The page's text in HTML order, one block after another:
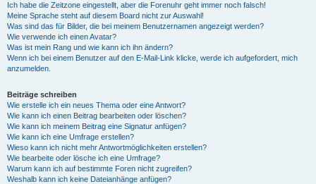
Ich habe die Zeitzone eingestellt, aber die Forenuhr geht immer noch falsch!
Meine Sprache steht auf diesem Board nicht zur Auswahl!
Was sind das für Bilder, die bei meinem Benutzernamen angezeigt werden?
Wie verwende ich einen Avatar?
Was ist mein Rang und wie kann ich ihn ändern?
Wenn ich bei einem Benutzer auf den E-Mail-Link klicke, werde ich aufgefordert, mich
anzumelden.
Beiträge schreiben
Wie erstelle ich ein neues Thema oder eine Antwort?
Wie kann ich einen Beitrag bearbeiten oder löschen?
Wie kann ich meinem Beitrag eine Signatur anfügen?
Wie kann ich eine Umfrage erstellen?
Wieso kann ich nicht mehr Antwortmöglichkeiten erstellen?
Wie bearbeite oder lösche ich eine Umfrage?
Warum kann ich auf bestimmte Foren nicht zugreifen?
Weshalb kann ich keine Dateianhänge anfügen?